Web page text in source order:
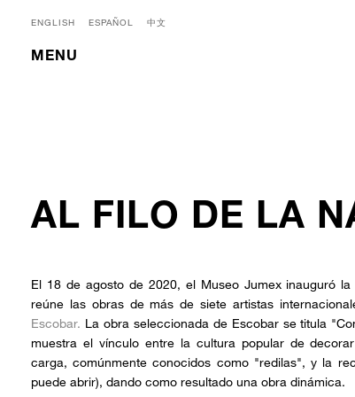
ENGLISH ESPAÑOL 中文
MENU
AL FILO DE LA
El 18 de agosto de 2020, el Museo Jumex inauguró
reúne las obras de más de siete artistas
Escobar. La obra seleccionada de Escobar se titula
muestra el vínculo entre la cultura popular de
carga, comúnmente conocidos como "redilas", y la
puede abrir), dando como resultado una obra dinámica.